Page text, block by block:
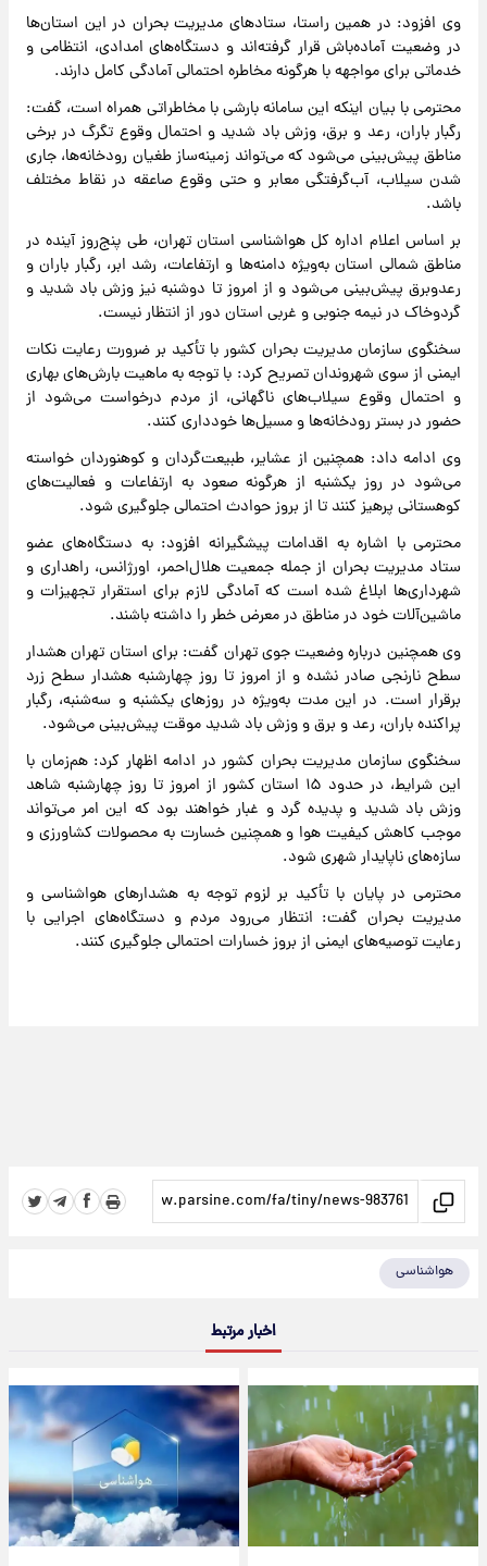
وی افزود: در همین راستا، ستادهای مدیریت بحران در این استان‌ها
در وضعیت آماده‌باش قرار گرفته‌اند و دستگاه‌های امدادی، انتظامی و
خدماتی برای مواجهه با هرگونه مخاطره احتمالی آمادگی کامل دارند.
محترمی با بیان اینکه این سامانه بارشی با مخاطراتی همراه است، گفت:
رگبار باران، رعد و برق، وزش باد شدید و احتمال وقوع تگرگ در برخی
مناطق پیش‌بینی می‌شود که می‌تواند زمینه‌ساز طغیان رودخانه‌ها، جاری
شدن سیلاب، آب‌گرفتگی معابر و حتی وقوع صاعقه در نقاط مختلف
باشد.
بر اساس اعلام اداره کل هواشناسی استان تهران، طی پنج‌روز آینده در
مناطق شمالی استان به‌ویژه دامنه‌ها و ارتفاعات، رشد ابر، رگبار باران و
رعدوبرق پیش‌بینی می‌شود و از امروز تا دوشنبه نیز وزش باد شدید و
گردوخاک در نیمه جنوبی و غربی استان دور از انتظار نیست.
سخنگوی سازمان مدیریت بحران کشور با تأکید بر ضرورت رعایت نکات
ایمنی از سوی شهروندان تصریح کرد: با توجه به ماهیت بارش‌های بهاری
و احتمال وقوع سیلاب‌های ناگهانی، از مردم درخواست می‌شود از
حضور در بستر رودخانه‌ها و مسیل‌ها خودداری کنند.
وی ادامه داد: همچنین از عشایر، طبیعت‌گردان و کوهنوردان خواسته
می‌شود در روز یکشنبه از هرگونه صعود به ارتفاعات و فعالیت‌های
کوهستانی پرهیز کنند تا از بروز حوادث احتمالی جلوگیری شود.
محترمی با اشاره به اقدامات پیشگیرانه افزود: به دستگاه‌های عضو
ستاد مدیریت بحران از جمله جمعیت هلال‌احمر، اورژانس، راهداری و
شهرداری‌ها ابلاغ شده است که آمادگی لازم برای استقرار تجهیزات و
ماشین‌آلات خود در مناطق در معرض خطر را داشته باشند.
وی همچنین درباره وضعیت جوی تهران گفت: برای استان تهران هشدار
سطح نارنجی صادر نشده و از امروز تا روز چهارشنبه هشدار سطح زرد
برقرار است. در این مدت به‌ویژه در روزهای یکشنبه و سه‌شنبه، رگبار
پراکنده باران، رعد و برق و وزش باد شدید موقت پیش‌بینی می‌شود.
سخنگوی سازمان مدیریت بحران کشور در ادامه اظهار کرد: هم‌زمان با
این شرایط، در حدود ۱۵ استان کشور از امروز تا روز چهارشنبه شاهد
وزش باد شدید و پدیده گرد و غبار خواهند بود که این امر می‌تواند
موجب کاهش کیفیت هوا و همچنین خسارت به محصولات کشاورزی و
سازه‌های ناپایدار شهری شود.
محترمی در پایان با تأکید بر لزوم توجه به هشدارهای هواشناسی و
مدیریت بحران گفت: انتظار می‌رود مردم و دستگاه‌های اجرایی با
رعایت توصیه‌های ایمنی از بروز خسارات احتمالی جلوگیری کنند.
هواشناسی
اخبار مرتبط